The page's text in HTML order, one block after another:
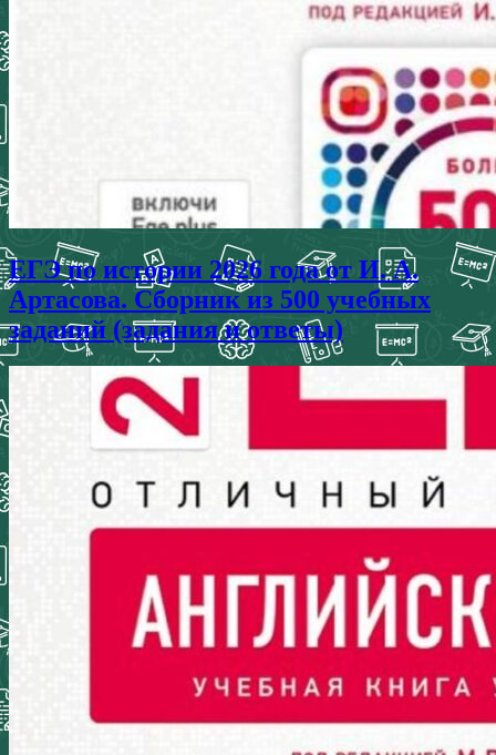
ЕГЭ по истории 2026 года от И. А.
Артасова. Сборник из 500 учебных
заданий (задания и ответы)